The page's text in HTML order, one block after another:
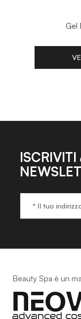
Gel
ISCRIVITI
Beauty Spa è un